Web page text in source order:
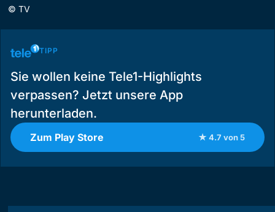
© TV
TIPP
Sie wollen keine Tele1-Highlights
verpassen? Jetzt unsere App
herunterladen.
Zum Play Store ★ 4.7 von 5